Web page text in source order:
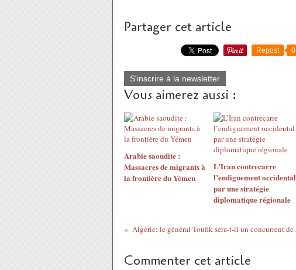
Partager cet article
Repost 0
S'inscrire à la newsletter
Vous aimerez aussi :
Arabie saoudite :
Massacres de migrants à
la frontière du Yémen
L’Iran contrecarre
l’endiguement occidental
par une stratégie
diplomatique régionale
Commenter cet article